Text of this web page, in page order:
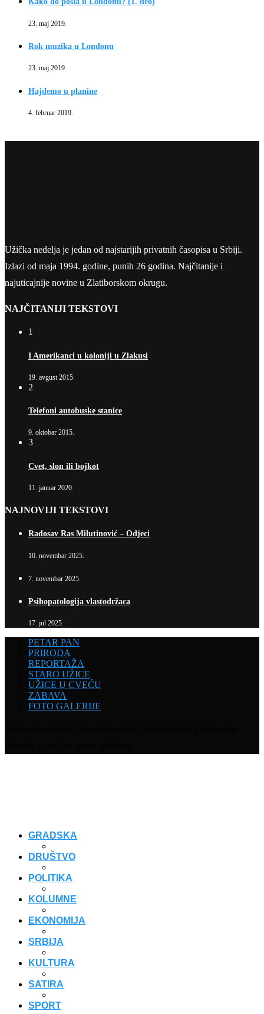
23. maj 2019.
Rok muzika u Londonu
23. maj 2019.
Hajdemo u planine
4. februar 2019.
Užička nedelja je jedan od najstarijih privatnih časopisa u Srbiji.
Izlazi od maja 1994. godine, punih 26 godina. Najčitanije i
najuticajnije novine u Zlatiborskom okrugu.
NAJČITANIJI TEKSTOVI
1
I Amerikanci u koloniji u Zlakusi
19. avgust 2015.
2
Telefoni autobuske stanice
9. oktobar 2015.
3
Cvet, slon ili bojkot
11. januar 2020.
NAJNOVIJI TEKSTOVI
Radosav Ras Milutinović – Odjeci
10. novembar 2025.
7. novembar 2025.
Psihopatologija vlastodržaca
17. jul 2025.
PETAR PAN
PRIRODA
REPORTAŽA
STARO UŽICE
UŽICE U CVEĆU
ZABAVA
FOTO GALERIJE
GRADSKA
DRUŠTVO
POLITIKA
KOLUMNE
EKONOMIJA
SRBIJA
KULTURA
SATIRA
SPORT